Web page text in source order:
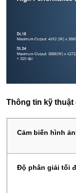
Thông tin kỹ thuật
Cảm biến hình
Độ phân giải tối